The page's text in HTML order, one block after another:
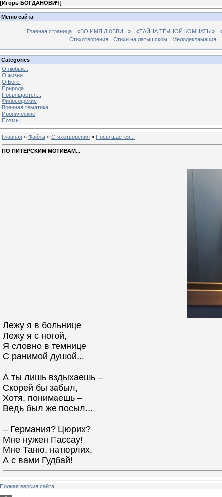
[Игорь БОГДАНОВИЧ]
Меню сайта
Главная страница «ВО ИМЯ ЛЮБВИ...» «ТАЙНА ТЁМНОЙ КОМНАТЫ»
Стихотворения
Стихи на латышском Мелодекламация
Categories
О любви...
О жизни...
О Боге!
Природа
Посвящается...
Философские
Военная тематика
Иронические
Поэмы
Главная » Файлы » Стихотворения » Посвящается...
ПО ПИТЕРСКИМ МОТИВАМ...
Лежу я в больнице
Лежу я с ногой,
Я словно в темнице
С ранимой душой...
А ты лишь вздыхаешь –
Скорей бы забыл,
Хотя, понимаешь –
Ведь был же посыл...
– Германия? Цюрих?
Мне нужен Пассау!
Мне Таню, натюрлих,
А с вами Гудбай!
Полная версия сайта